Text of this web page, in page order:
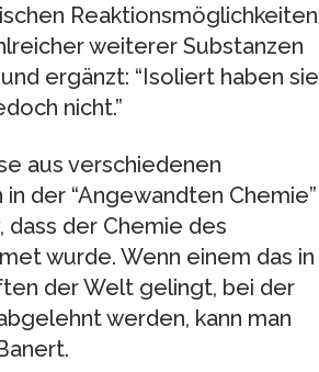
Reaktionsmöglichkeiten
weiterer Substanzen
ergänzt: “Isoliert haben sie
nicht.”
aus verschiedenen
der “Angewandten Chemie”
dass der Chemie des
wurde. Wenn einem das in
der Welt gelingt, bei der
werden, kann man